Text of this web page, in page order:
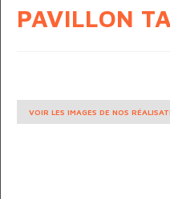
PAVILLON
VOIR LES IMAGES DE NOS